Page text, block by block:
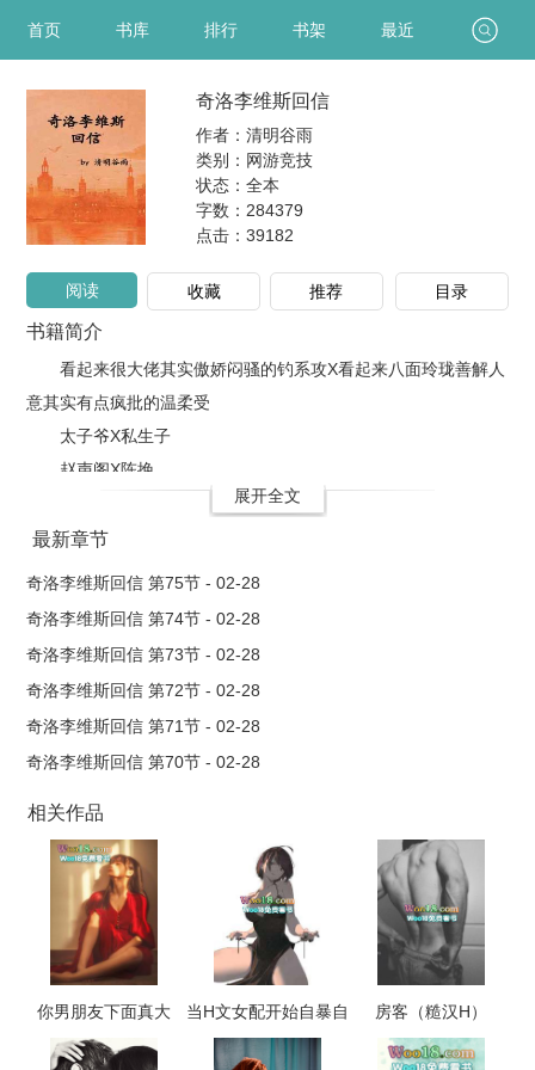
首页 书库 排行 书架 最近
奇洛李维斯回信
作者：清明谷雨
类别：网游竞技
状态：全本
字数：284379
点击： 39182
阅读 收藏 推荐 目录
书籍简介
看起来很大佬其实傲娇闷骚的钓系攻X看起来八面玲珑善解人
意其实有点疯批的温柔受
太子爷X私生子
赵声阁X陈挽
陈挽为人处世八面玲珑，靠着周到细致办事靠谱，混进了
***，有他在的地方，连空气的..
展开全文
最新章节
奇洛李维斯回信 第75节 - 02-28
奇洛李维斯回信 第74节 - 02-28
奇洛李维斯回信 第73节 - 02-28
奇洛李维斯回信 第72节 - 02-28
奇洛李维斯回信 第71节 - 02-28
奇洛李维斯回信 第70节 - 02-28
相关作品
你男朋友下面真大
（校园 np 高h）
当H文女配开始自暴自
弃（NP，高H）
房客（糙汉H）